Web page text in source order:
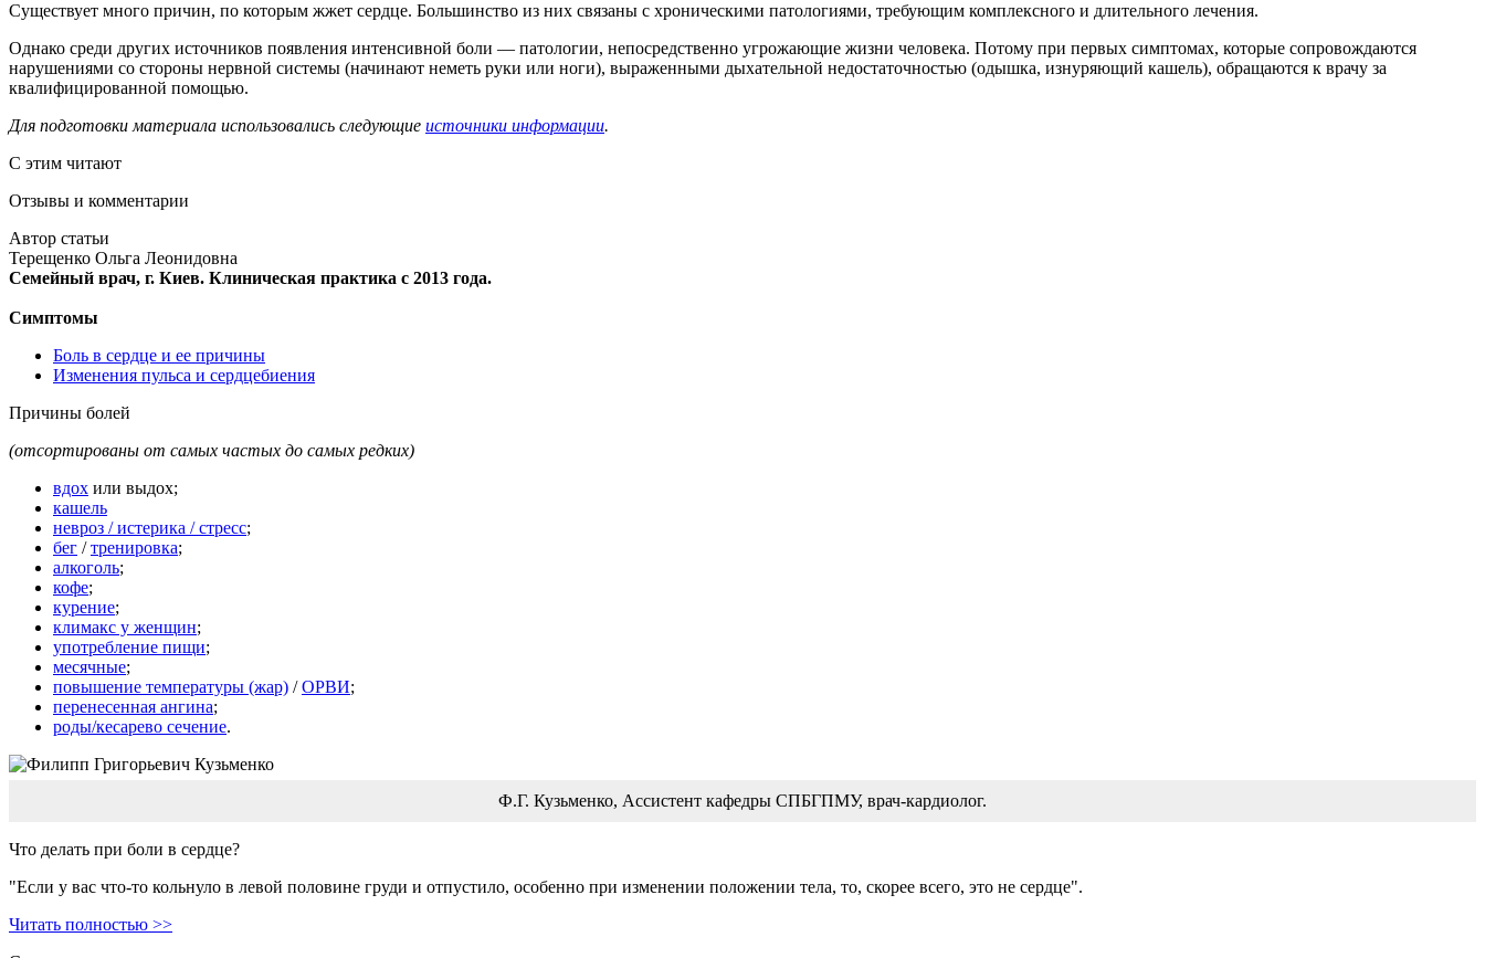
Существует много причин, по которым жжет сердце. Большинство из них связаны с хроническими патологиями, требующим комплексного и длительного лечения.
Однако среди других источников появления интенсивной боли — патологии, непосредственно угрожающие жизни человека. Потому при первых симптомах, которые сопровождаются
нарушениями со стороны нервной системы (начинают неметь руки или ноги), выраженными дыхательной недостаточностью (одышка, изнуряющий кашель), обращаются к врачу за
квалифицированной помощью.
Для подготовки материала использовались следующие источники информации.
С этим читают
Отзывы и комментарии
Автор статьи
Терещенко Ольга Леонидовна
Семейный врач, г. Киев. Клиническая практика с 2013 года.
Симптомы
Боль в сердце и ее причины
Изменения пульса и сердцебиения
Причины болей
(отсортированы от самых частых до самых редких)
вдох или выдох;
кашель
невроз / истерика / стресс;
бег /тренировка;
алкоголь;
кофе;
курение;
климакс у женщин;
употребление пищи;
месячные;
повышение температуры (жар) /ОРВИ;
перенесенная ангина;
роды/кесарево сечение.
Ф.Г. Кузьменко, Ассистент кафедры СПБГПМУ, врач-кардиолог.
Что делать при боли в сердце?
"Если у вас что-то кольнуло в левой половине груди и отпустило, особенно при изменении положении тела, то, скорее всего, это не сердце".
Читать полностью >>